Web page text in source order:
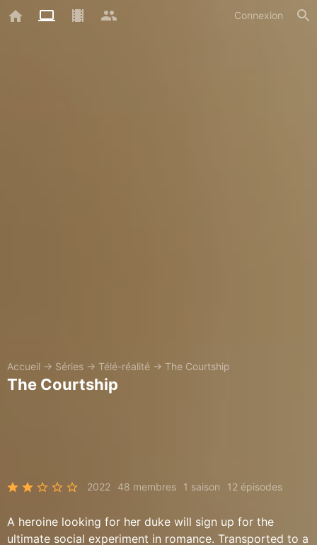
Connexion
Accueil → Séries → Télé-réalité → The Courtship
The Courtship
2022 48 membres 1 saison 12 épisodes
A heroine looking for her duke will sign up for the
ultimate social experiment in romance. Transported to a